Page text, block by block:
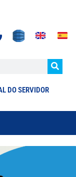
DO SERVIDOR